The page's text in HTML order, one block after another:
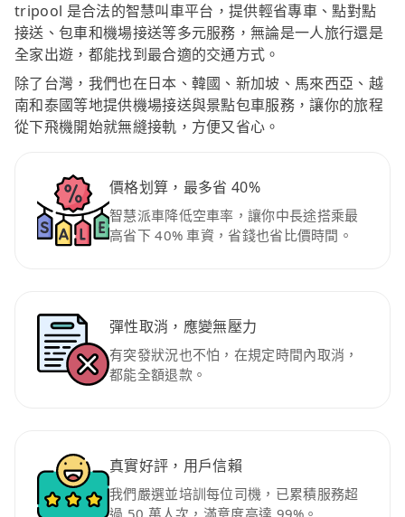
tripool 是合法的智慧叫車平台，提供輕省專車、點對點
接送、包車和機場接送等多元服務，無論是一人旅行還是
全家出遊，都能找到最合適的交通方式。
除了台灣，我們也在日本、韓國、新加坡、馬來西亞、越
南和泰國等地提供機場接送與景點包車服務，讓你的旅程
從下飛機開始就無縫接軌，方便又省心。
價格划算，最多省 40%
智慧派車降低空車率，讓你中長途搭乘最
高省下 40% 車資，省錢也省比價時間。
彈性取消，應變無壓力
有突發狀況也不怕，在規定時間內取消，
都能全額退款。
真實好評，用戶信賴
我們嚴選並培訓每位司機，已累積服務超